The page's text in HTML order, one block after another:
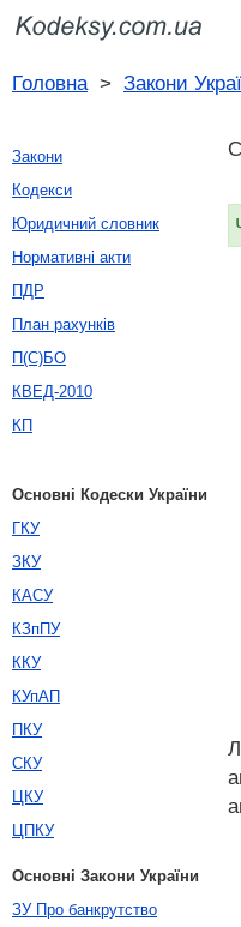
Головна> Закони
Закони
Кодекси
Юридичний словник
Нормативні акти
ПДР
План рахунків
П(С)БО
КВЕД-2010
КП
Основні Кодески України
ГКУ
ЗКУ
КАСУ
КЗпПУ
ККУ
КУпАП
ПКУ
СКУ
ЦКУ
ЦПКУ
Основні Закони України
ЗУ Про банкрутство